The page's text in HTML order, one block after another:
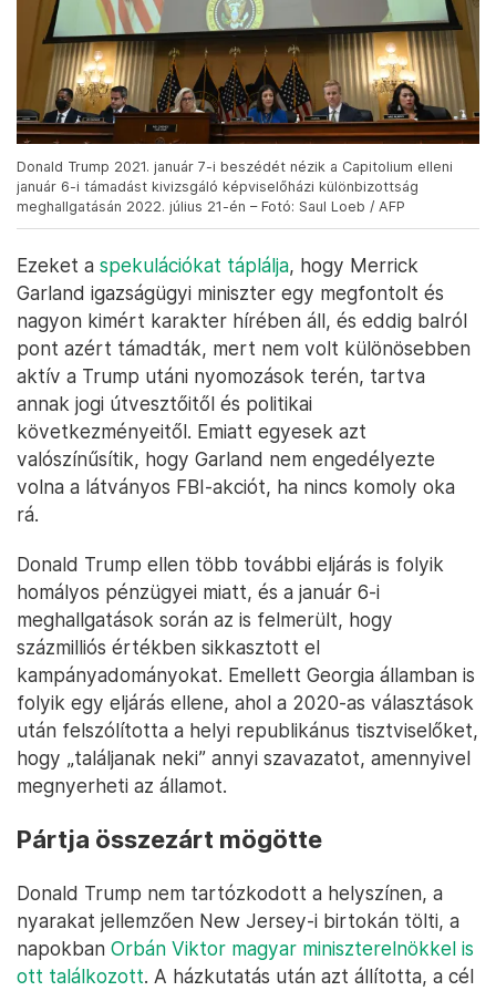
Donald Trump 2021. január 7-i beszédét nézik a Capitolium elleni
január 6-i támadást kivizsgáló képviselőházi különbizottság
meghallgatásán 2022. július 21-én – Fotó: Saul Loeb / AFP
Ezeket a spekulációkat táplálja, hogy Merrick
Garland igazságügyi miniszter egy megfontolt és
nagyon kimért karakter hírében áll, és eddig balról
pont azért támadták, mert nem volt különösebben
aktív a Trump utáni nyomozások terén, tartva
annak jogi útvesztőitől és politikai
következményeitől. Emiatt egyesek azt
valószínűsítik, hogy Garland nem engedélyezte
volna a látványos FBI-akciót, ha nincs komoly oka
rá.
Donald Trump ellen több további eljárás is folyik
homályos pénzügyei miatt, és a január 6-i
meghallgatások során az is felmerült, hogy
százmilliós értékben sikkasztott el
kampányadományokat. Emellett Georgia államban is
folyik egy eljárás ellene, ahol a 2020-as választások
után felszólította a helyi republikánus tisztviselőket,
hogy „találjanak neki” annyi szavazatot, amennyivel
megnyerheti az államot.
Pártja összezárt mögötte
Donald Trump nem tartózkodott a helyszínen, a
nyarakat jellemzően New Jersey-i birtokán tölti, a
napokban Orbán Viktor magyar miniszterelnökkel is
ott találkozott. A házkutatás után azt állította, a cél